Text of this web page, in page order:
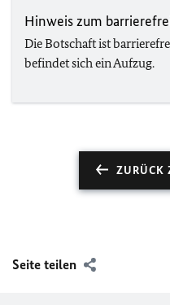
Hinweis zum
Die Botschaft ist
befindet sich ein Aufzug.
ZURÜCK
Seite teilen